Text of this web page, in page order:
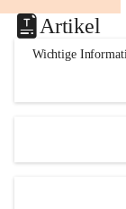
Artikel
Wichtige